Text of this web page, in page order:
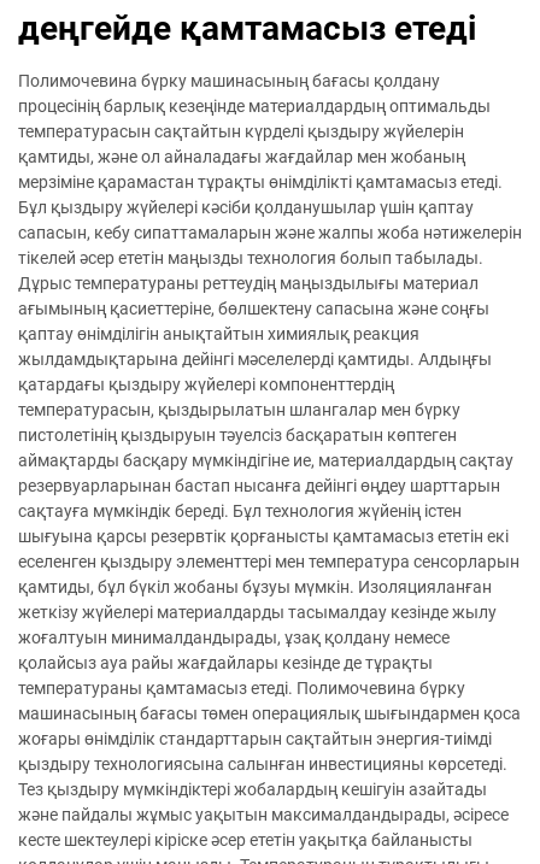
деңгейде қамтамасыз етеді
Полимочевина бүрку машинасының бағасы қолдану
процесінің барлық кезеңінде материалдардың оптимальды
температурасын сақтайтын күрделі қыздыру жүйелерін
қамтиды, және ол айналадағы жағдайлар мен жобаның
мерзіміне қарамастан тұрақты өнімділікті қамтамасыз етеді.
Бұл қыздыру жүйелері кәсіби қолданушылар үшін қаптау
сапасын, кебу сипаттамаларын және жалпы жоба нәтижелерін
тікелей әсер ететін маңызды технология болып табылады.
Дұрыс температураны реттеудің маңыздылығы материал
ағымының қасиеттеріне, бөлшектену сапасына және соңғы
қаптау өнімділігін анықтайтын химиялық реакция
жылдамдықтарына дейінгі мәселелерді қамтиды. Алдыңғы
қатардағы қыздыру жүйелері компоненттердің
температурасын, қыздырылатын шлангалар мен бүрку
пистолетінің қыздыруын тәуелсіз басқаратын көптеген
аймақтарды басқару мүмкіндігіне ие, материалдардың сақтау
резервуарларынан бастап нысанға дейінгі өңдеу шарттарын
сақтауға мүмкіндік береді. Бұл технология жүйенің істен
шығуына қарсы резервтік қорғанысты қамтамасыз ететін екі
еселенген қыздыру элементтері мен температура сенсорларын
қамтиды, бұл бүкіл жобаны бұзуы мүмкін. Изоляцияланған
жеткізу жүйелері материалдарды тасымалдау кезінде жылу
жоғалтуын минималдандырады, ұзақ қолдану немесе
қолайсыз ауа райы жағдайлары кезінде де тұрақты
температураны қамтамасыз етеді. Полимочевина бүрку
машинасының бағасы төмен операциялық шығындармен қоса
жоғары өнімділік стандарттарын сақтайтын энергия-тиімді
қыздыру технологиясына салынған инвестицияны көрсетеді.
Тез қыздыру мүмкіндіктері жобалардың кешігуін азайтады
және пайдалы жұмыс уақытын максималдандырады, әсіресе
кесте шектеулері кіріске әсер ететін уақытқа байланысты